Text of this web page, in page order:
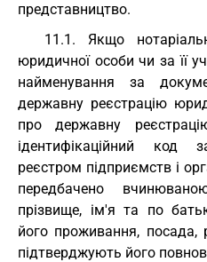
представництво.
11.1. Якщо
юридичної особи чи за її
найменування за
державну реєстрацію
про державну
ідентифікаційний
реєстром підприємств і
передбачено
прізвище, ім'я та по
його проживання, посада,
підтверджують його